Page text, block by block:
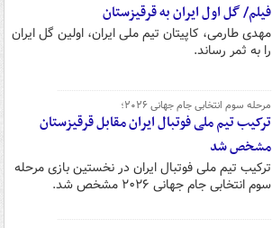
فیلم/ گل اول ایران به قرقیزستان
مهدی طارمی، کاپیتان تیم ملی ایران، اولین گل ایران
را به ثمر رساند.
مرحله سوم انتخابی جام جهانی ۲۰۲۶؛
ترکیب تیم ملی فوتبال ایران مقابل قرقیزستان
مشخص شد
ترکیب تیم ملی فوتبال ایران در نخستین بازی مرحله
سوم انتخابی جام جهانی ۲۰۲۶ مشخص شد.